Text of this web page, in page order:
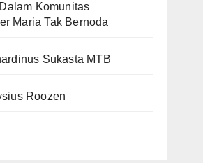
Komunitas
Maria Tak Bernoda
Sukasta MTB
Roozen